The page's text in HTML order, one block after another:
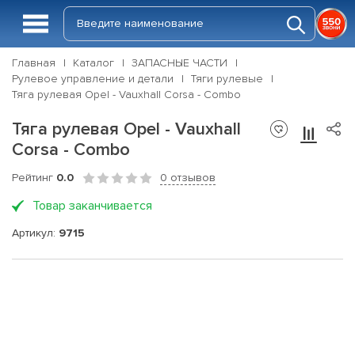
Главная Каталог
ЗАПАСНЫЕ ЧАСТИ
Рулевое управление и детали
Тяги рулевые
Тяга рулевая Opel - Vauxhall Corsa - Combo
Тяга рулевая Opel - Vauxhall
Corsa - Combo
Рейтинг 0.0 0 отзывов
Товар заканчивается
Артикул: 9715